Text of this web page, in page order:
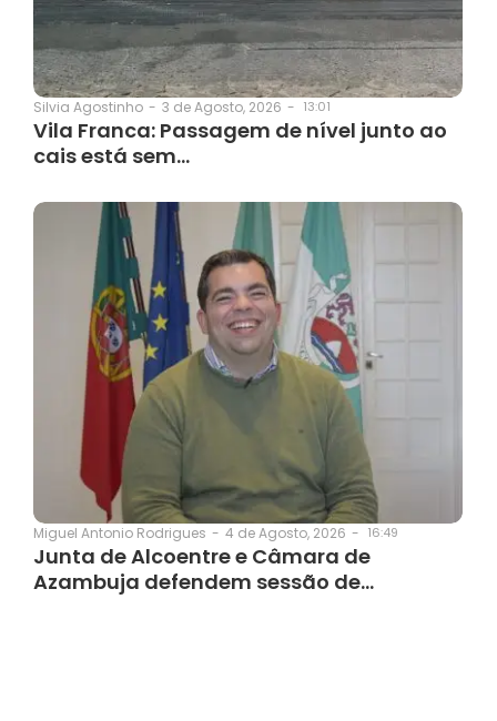
Silvia Agostinho - 3 de Agosto, 2026 - 13:01
Vila Franca: Passagem de nível junto ao
cais está sem…
Miguel Antonio Rodrigues - 4 de Agosto, 2026 - 16:49
Junta de Alcoentre e Câmara de
Azambuja defendem sessão de…